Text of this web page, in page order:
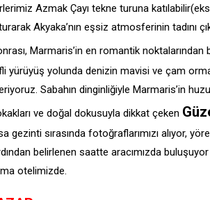
Azmak Çayı tekne turuna
Akyaka’nın eşsiz atmosferinin tadını
Marmaris’in en romantik noktalarından
yürüyüş yolunda denizin mavisi ve çam
Sabahın dinginliğiyle Marmaris’in
ve doğal dokusuyla dikkat çeken
gezinti sırasında fotoğraflarımızı alıyor,
belirlenen saatte aracımızda
otelimizde.